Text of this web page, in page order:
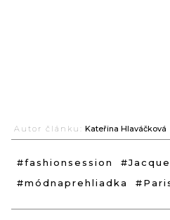
Autor článku: Kateřina Hlaváčková
#fashionsession
#módnaprehliadka